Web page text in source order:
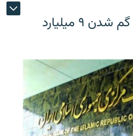
بانک مرکزی ایران گم شدن ۹ میلیارد